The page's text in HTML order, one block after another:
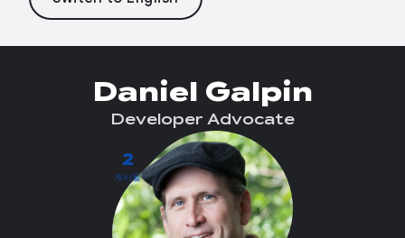
2
게시물
Daniel Galpin
Developer Advocate